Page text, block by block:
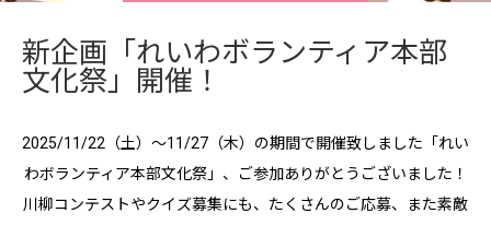
新企画「れいわボランティア本部
文化祭」開催！
2025/11/22（土）～11/27（木）の期間で開催致しました「れい
わボランティア本部文化祭」、ご参加ありがとうございました！
川柳コンテストやクイズ募集にも、たくさんのご応募、また素敵